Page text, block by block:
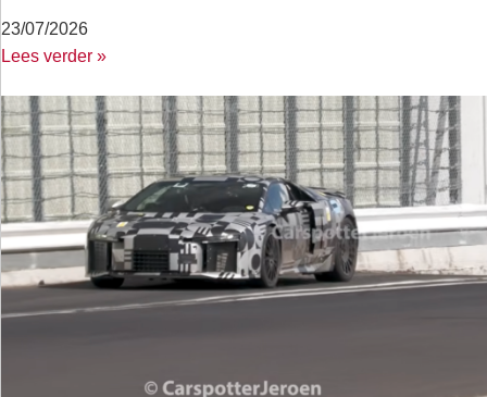
23/07/2026
Lees verder »